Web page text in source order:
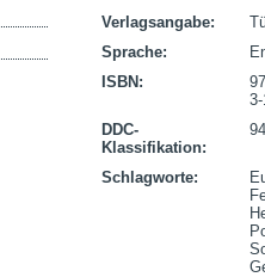
Verlagsangabe:
Sprache:
ISBN:
DDC-
Klassifikation:
Schlagworte: